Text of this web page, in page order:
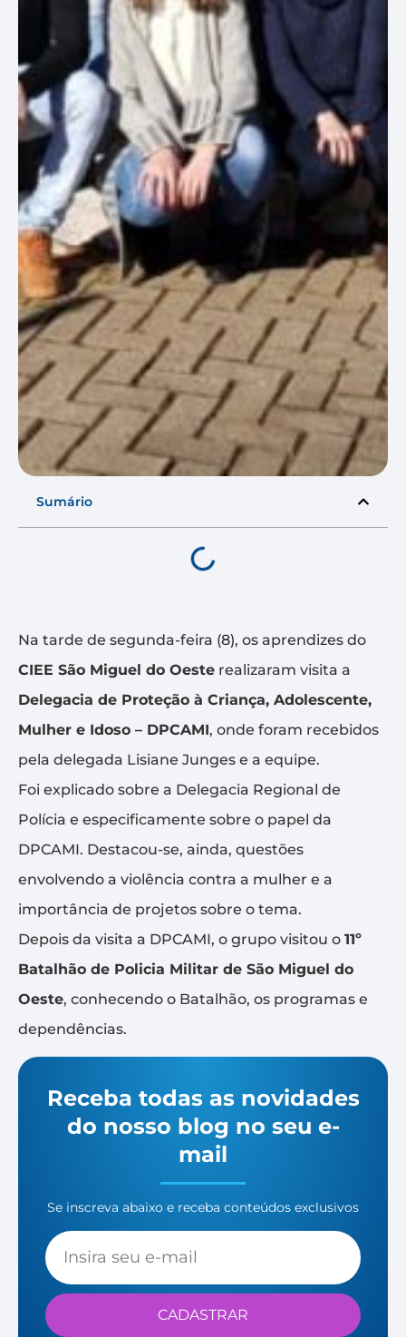
Sumário
Na tarde de segunda-feira (8), os aprendizes do
CIEE São Miguel do Oeste realizaram visita a
Delegacia de Proteção à Criança, Adolescente,
Mulher e Idoso – DPCAMI, onde foram recebidos
pela delegada Lisiane Junges e a equipe.
Foi explicado sobre a Delegacia Regional de
Polícia e especificamente sobre o papel da
DPCAMI. Destacou-se, ainda, questões
envolvendo a violência contra a mulher e a
importância de projetos sobre o tema.
Depois da visita a DPCAMI, o grupo visitou o 11º
Batalhão de Policia Militar de São Miguel do
Oeste, conhecendo o Batalhão, os programas e
dependências.
Receba todas as novidades
do nosso blog no seu e-
mail
Se inscreva abaixo e receba conteúdos exclusivos
CADASTRAR